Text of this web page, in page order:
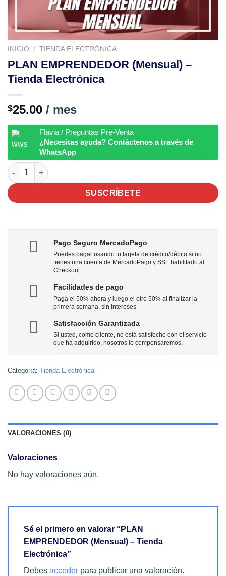
INICIO / TIENDA ELECTRÓNICA
PLAN EMPRENDEDOR (Mensual) –
Tienda Electrónica
$25.00 / mes
Flavia / Preguntas Pre-Venta
¿Necesitas ayuda? Contáctenos a través de
WhatsApp
PLAN EMPRENDEDOR (Mensual) - Tienda Electrónica cantidad
SUSCRÍBETE
Pago Seguro MercadoPago
Puedes pagar usando tu tarjeta de crédito/débito si no
tienes una cuenta de MercadoPago y SSL habilitado al
Checkout.
Facilidades de pago
Paga el 50% ahora y luego el otro 50% al finalizar la
primera semana, sin intereses.
Satisfacción Garantizada
Si usted, como cliente, no está satisfecho con el servicio
que ha adquirido, nosotros lo compensaremos.
Categoría: Tienda Electrónica
VALORACIONES (0)
Valoraciones
No hay valoraciones aún.
Sé el primero en valorar “PLAN
EMPRENDEDOR (Mensual) – Tienda
Electrónica”
Debes acceder para publicar una valoración.